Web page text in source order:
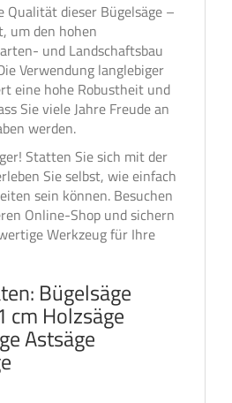
Qualität dieser Bügelsäge –
um den hohen
und Landschaftsbau
Verwendung langlebiger
eine hohe Robustheit und
Sie viele Jahre Freude an
werden.
Statten Sie sich mit der
Sie selbst, wie einfach
sein können. Besuchen
Online-Shop und sichern
Werkzeug für Ihre
Bügelsäge
cm Holzsäge
Astsäge